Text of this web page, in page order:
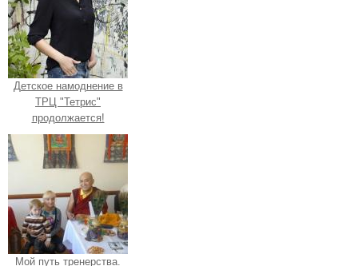
Детское намоднение в
ТРЦ "Тетрис"
продолжается!
Мой путь тренерства.